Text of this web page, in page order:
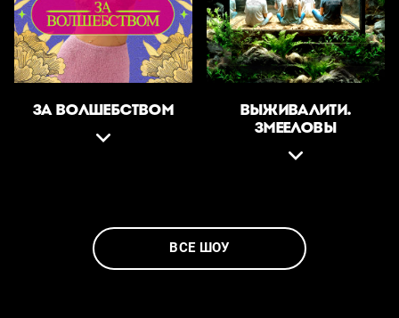
ЗА ВОЛШЕБСТВОМ
ВЫЖИВАЛИТИ.
ЗМЕЕЛОВЫ
ВСЕ ШОУ